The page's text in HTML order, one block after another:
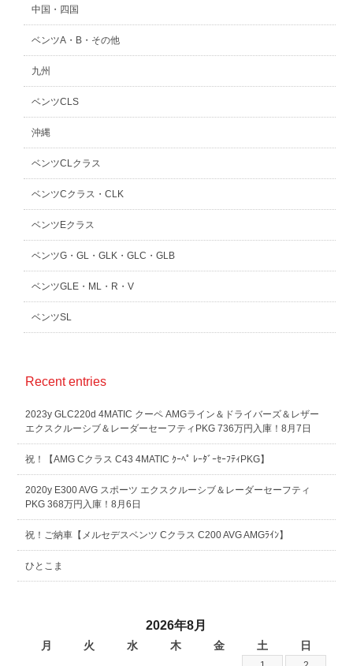
中国・四国
ベンツA・B・その他
九州
ベンツCLS
沖縄
ベンツCLクラス
ベンツCクラス・CLK
ベンツEクラス
ベンツG・GL・GLK・GLC・GLB
ベンツGLE・ML・R・V
ベンツSL
Recent entries
2023y GLC220d 4MATIC クーペ AMGライン＆ドライバーズ＆レザー
エクスクルーシブ＆レーダーセーフティPKG 736万円入庫！8月7日
祝！【AMG Cクラス C43 4MATIC ｸｰﾍﾟ ﾚｰﾀﾞｰｾｰﾌﾃｨPKG】
2020y E300 AVG スポーツ エクスクルーシブ＆レーダーセーフティ
PKG 368万円入庫！8月6日
祝！ご納車【メルセデスベンツ Cクラス C200 AVG AMGﾗｲﾝ】
ひとこま
2026年8月
月 火 水 木 金 土 日